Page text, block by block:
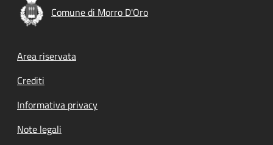
Comune di Morro D'Oro
Footer menu
Area riservata
Crediti
Informativa privacy
Note legali